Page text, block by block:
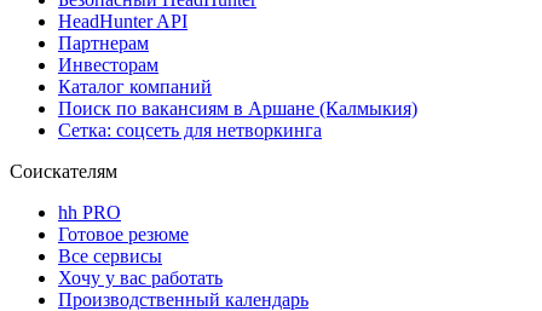
HeadHunter API
Партнерам
Инвесторам
Каталог компаний
Поиск по вакансиям в Аршане (Калмыкия)
Сетка: соцсеть для нетворкинга
Соискателям
hh PRO
Готовое резюме
Все сервисы
Хочу у вас работать
Производственный календарь